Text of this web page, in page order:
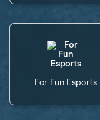
For Fun Esports